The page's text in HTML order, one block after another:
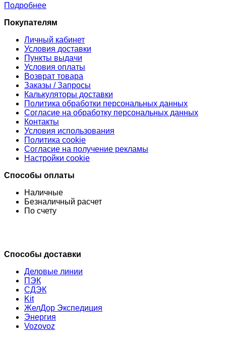
Подробнее
Покупателям
Личный кабинет
Условия доставки
Пункты выдачи
Условия оплаты
Возврат товара
Заказы / Запросы
Калькуляторы доставки
Политика обработки персональных данных
Согласие на обработку персональных данных
Контакты
Условия использования
Политика cookie
Согласие на получение рекламы
Настройки cookie
Способы оплаты
Наличные
Безналичный расчет
По счету
Способы доставки
Деловые линии
ПЭК
СДЭК
Kit
ЖелДор Экспедиция
Энергия
Vozovoz